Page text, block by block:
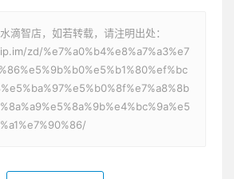
滴智店，如若转载，请注明出处：
zd/%e7%a0%b4%e8%a7%a3%e7